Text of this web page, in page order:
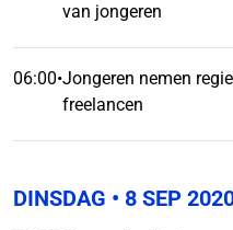
van jongeren
06:00•Jongeren nemen
freelancen
DINSDAG • 8 SEP